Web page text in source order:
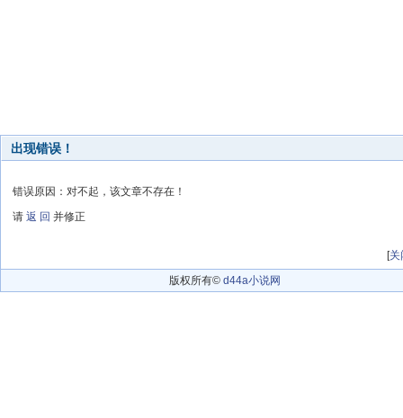
出现错误！
错误原因：对不起，该文章不存在！
请 返 回 并修正
[关
版权所有© d44a小说网